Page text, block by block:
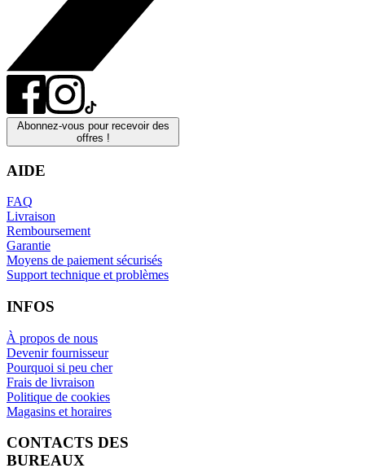
Abonnez-vous pour recevoir des
offres !
AIDE
FAQ
Livraison
Remboursement
Garantie
Moyens de paiement sécurisés
Support technique et problèmes
INFOS
À propos de nous
Devenir fournisseur
Pourquoi si peu cher
Frais de livraison
Politique de cookies
Magasins et horaires
CONTACTS DES
BUREAUX